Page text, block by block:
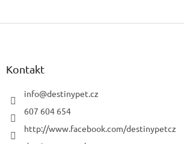
Z
Kontakt
info@destinypet.cz
607 604 654
http://www.facebook.com/destinypetcz